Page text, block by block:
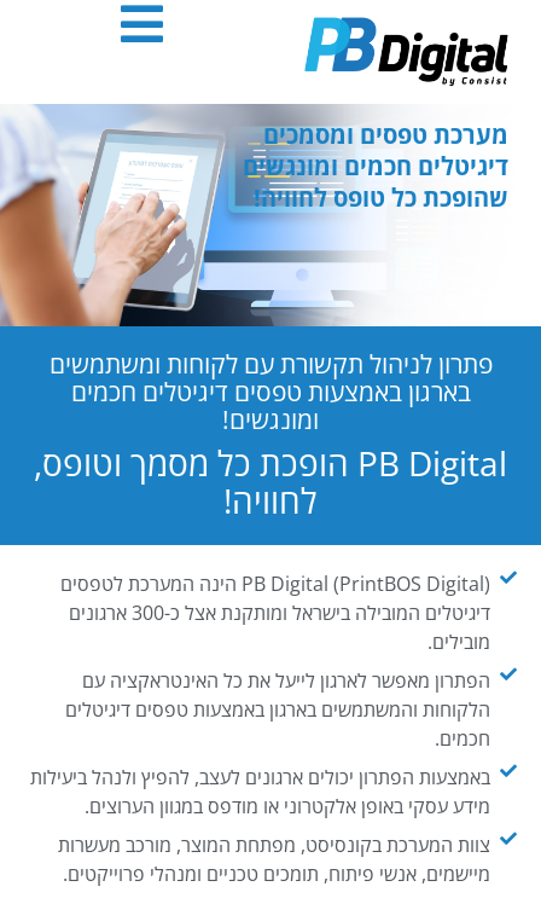
אנטר
מערכת טפסים ומסמכים
דיגיטלים חכמים ומונגשים
שהופכת כל טופס לחוויה!
פתרון לניהול תקשורת עם לקוחות ומשתמשים
בארגון באמצעות טפסים דיגיטלים חכמים
ומונגשים!
PB Digital הופכת כל מסמך וטופס,
לחוויה!
PB Digital (PrintBOS Digital) הינה המערכת לטפסים
דיגיטלים המובילה בישראל ומותקנת אצל כ-300 ארגונים
מובילים.
הפתרון מאפשר לארגון לייעל את כל האינטראקציה עם
הלקוחות והמשתמשים בארגון באמצעות טפסים דיגיטלים
חכמים.
באמצעות הפתרון יכולים ארגונים לעצב, להפיץ ולנהל ביעילות
מידע עסקי באופן אלקטרוני או מודפס במגוון הערוצים.
צוות המערכת בקונסיסט, מפתחת המוצר, מורכב מעשרות
מיישמים, אנשי פיתוח, תומכים טכניים ומנהלי פרוייקטים.